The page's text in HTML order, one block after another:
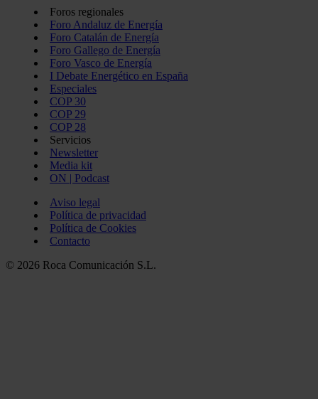
Foros regionales
Foro Andaluz de Energía
Foro Catalán de Energía
Foro Gallego de Energía
Foro Vasco de Energía
I Debate Energético en España
Especiales
COP 30
COP 29
COP 28
Servicios
Newsletter
Media kit
ON | Podcast
Aviso legal
Política de privacidad
Política de Cookies
Contacto
© 2026 Roca Comunicación S.L.